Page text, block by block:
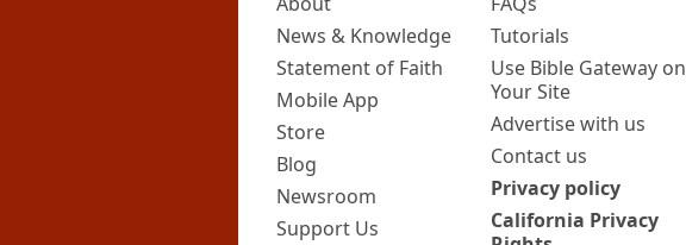
News & Knowledge
Statement of Faith
Mobile App
Store
Blog
Newsroom
Support Us
Tutorials
Use Bible Gateway on
Your Site
Advertise with us
Contact us
Privacy policy
California Privacy